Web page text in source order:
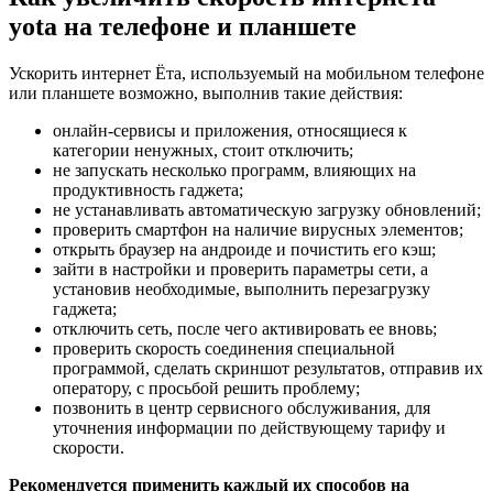
yota на телефоне и планшете
Ускорить интернет Ёта, используемый на мобильном телефоне
или планшете возможно, выполнив такие действия:
онлайн-сервисы и приложения, относящиеся к
категории ненужных, стоит отключить;
не запускать несколько программ, влияющих на
продуктивность гаджета;
не устанавливать автоматическую загрузку обновлений;
проверить смартфон на наличие вирусных элементов;
открыть браузер на андроиде и почистить его кэш;
зайти в настройки и проверить параметры сети, а
установив необходимые, выполнить перезагрузку
гаджета;
отключить сеть, после чего активировать ее вновь;
проверить скорость соединения специальной
программой, сделать скриншот результатов, отправив их
оператору, с просьбой решить проблему;
позвонить в центр сервисного обслуживания, для
уточнения информации по действующему тарифу и
скорости.
Рекомендуется применить каждый их способов на